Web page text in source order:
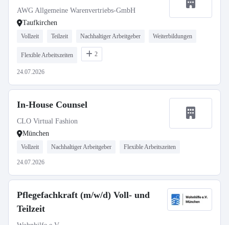
AWG Allgemeine Warenvertriebs-GmbH
Taufkirchen
Vollzeit Teilzeit Nachhaltiger Arbeitgeber Weiterbildungen
Flexible Arbeitszeiten 2
24.07.2026
In-House Counsel
CLO Virtual Fashion
München
Vollzeit Nachhaltiger Arbeitgeber Flexible Arbeitszeiten
24.07.2026
Pflegefachkraft (m/w/d) Voll- und
Teilzeit